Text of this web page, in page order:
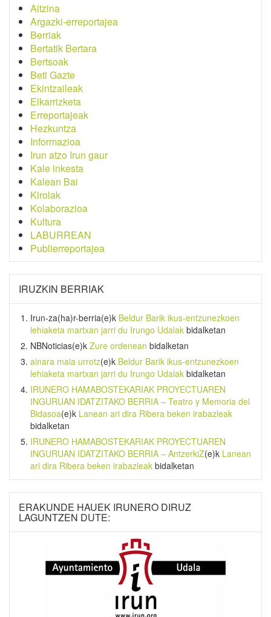
Aitzina
Argazki-erreportajea
Berriak
Bertatik Bertara
Bertsoak
Beti Gazte
Ekintzaileak
Elkarrizketa
Erreportajeak
Hezkuntza
Informazioa
Irun atzo Irun gaur
Kale inkesta
Kalean Bai
Kirolak
Kolaborazioa
Kultura
LABURREAN
Publierreportajea
IRUZKIN BERRIAK
Irun-za(ha)r-berria(e)k Beldur Barik ikus-entzunezkoen
lehiaketa martxan jarri du Irungo Udalak bidalketan
NBNoticias(e)k Zure ordenean bidalketan
ainara maia urrotz(e)k Beldur Barik ikus-entzunezkoen
lehiaketa martxan jarri du Irungo Udalak bidalketan
IRUNERO HAMABOSTEKARIAK PROYECTUAREN
INGURUAN IDATZITAKO BERRIA – Teatro y Memoria del
Bidasoa(e)k Lanean ari dira Ribera beken irabazleak
bidalketan
IRUNERO HAMABOSTEKARIAK PROYECTUAREN
INGURUAN IDATZITAKO BERRIA – AntzerkiZ(e)k Lanean
ari dira Ribera beken irabazleak bidalketan
ERAKUNDE HAUEK IRUNERO DIRUZ
LAGUNTZEN DUTE: